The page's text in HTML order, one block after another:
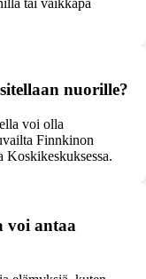
tai vaikkapa
nuorille?
voi olla
Finnkinon
Koskikeskuksessa.
voi antaa